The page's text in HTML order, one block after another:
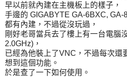
早以前就內建在主機板上的樣子，
手邊的 GIGABYTE GA-6BXC,
都有內建，不過從沒玩過，
剛好老哥當兵去了樓上有一台電腦
2.0GHz)，
已經為他裝上了VNC，不過每次還
想到這個功能。
於是查了一下如何使用。